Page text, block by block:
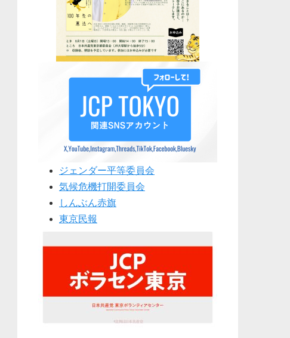
ジェンダー平等委員会
気候危機打開委員会
しんぶん赤旗
東京民報